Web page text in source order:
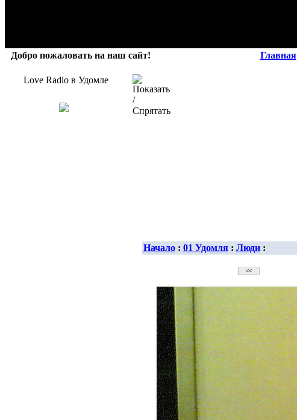
Добро пожаловать на наш сайт! Главная
Love Radio в Удомле
Начало: 01 Удомля: Люди: